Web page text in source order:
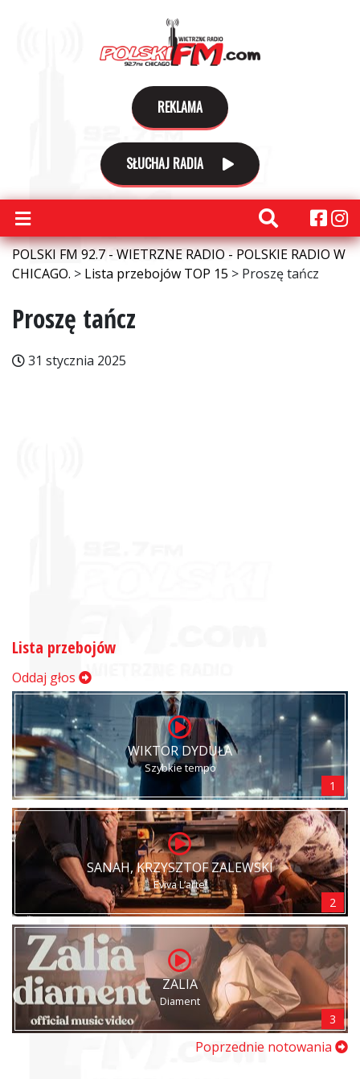
REKLAMA
SŁUCHAJ RADIA
POLSKI FM 92.7 - WIETRZNE RADIO - POLSKIE RADIO W
CHICAGO. > Lista przebojów TOP 15 > Proszę tańcz
Proszę tańcz
31 stycznia 2025
Lista przebojów
Oddaj głos
WIKTOR DYDUŁA
Szybkie tempo
1
SANAH, KRZYSZTOF ZALEWSKI
Eviva L’arte!
2
ZALIA
Diament
3
Poprzednie notowania